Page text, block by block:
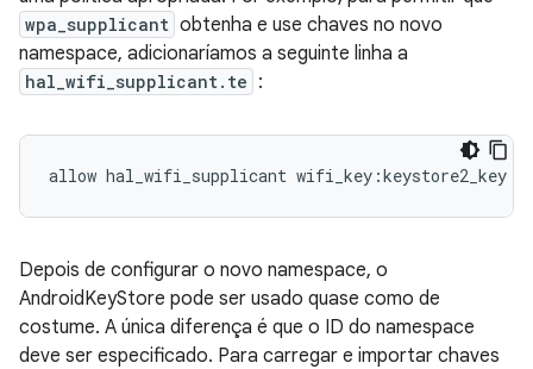
wpa_supplicant obtenha e use chaves no novo
namespace, adicionaríamos a seguinte linha a
hal_wifi_supplicant.te :
allow hal_wifi_supplicant wifi_key :keystore2_key
Depois de configurar o novo namespace, o
AndroidKeyStore pode ser usado quase como de
costume. A única diferença é que o ID do namespace
deve ser especificado. Para carregar e importar chaves